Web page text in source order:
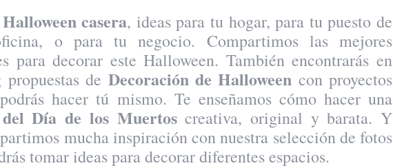
casera, ideas para tu hogar, para tu puesto de
o para tu negocio. Compartimos las mejores
para decorar este Halloween. También encontrarás en
de Decoración de Halloween con proyectos
hacer tú mismo. Te enseñamos cómo hacer una
Día de los Muertoscreativa, original y barata. Y
mucha inspiración con nuestra selección de fotos
tomar ideas para decorar diferentes espacios.